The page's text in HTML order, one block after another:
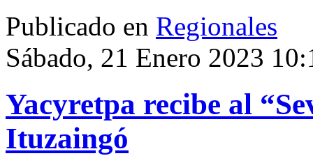
Publicado en Regionales
Sábado, 21 Enero 2023
Yacyretpa recibe al
Ituzaingó